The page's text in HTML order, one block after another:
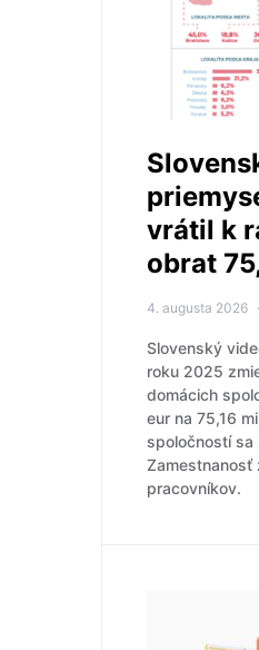
vrátil k
obrat
4. augusta 2026
Slovenský
roku 2025
domácich
eur na 75,16
spoločností sa
Zamestnanosť
pracovníkov.